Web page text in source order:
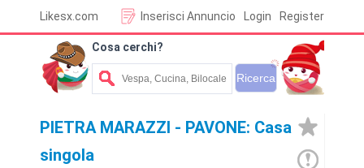
Likesx.com Login Register
Inserisci Annuncio
Cosa cerchi?
PIETRA MARAZZI - PAVONE: Casa
singola